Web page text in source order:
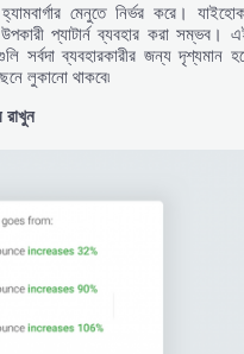
মেনুতে নির্ভর করে।
প্যাটার্ন ব্যবহার করা সম্ভব।
সর্বদা ব্যবহারকারীর জন্য দৃশ্যমান
লুকানো থাকবে৷
রাখুন